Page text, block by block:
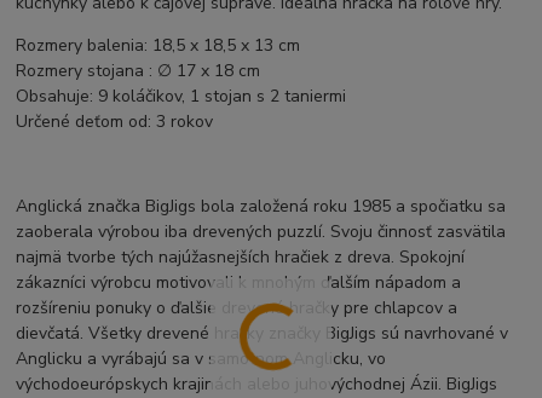
Rozmery balenia: 18,5 x 18,5 x 13 cm
Rozmery stojana : ∅ 17 x 18 cm
Obsahuje: 9 koláčikov, 1 stojan s 2 taniermi
Určené deťom od: 3 rokov
Anglická značka BigJigs bola založená roku 1985 a spočiatku sa
zaoberala výrobou iba drevených puzzlí. Svoju činnosť zasvätila
najmä tvorbe tých najúžasnejších hračiek z dreva. Spokojní
zákazníci výrobcu motivovali k mnohým ďalším nápadom a
rozšíreniu ponuky o ďalšie drevené hračky pre chlapcov a
dievčatá. Všetky drevené hračky značky BigJigs sú navrhované v
Anglicku a vyrábajú sa v samotnom Anglicku, vo
východoeurópskych krajinách alebo juhovýchodnej Ázii. BigJigs